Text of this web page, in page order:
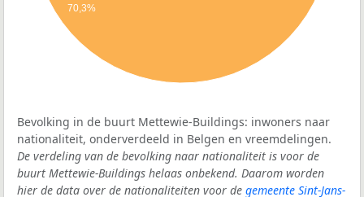
70,3%
Bevolking in de buurt Mettewie-Buildings: inwoners naar
nationaliteit, onderverdeeld in Belgen en vreemdelingen.
De verdeling van de bevolking naar nationaliteit is voor de
buurt Mettewie-Buildings helaas onbekend. Daarom worden
hier de data over de nationaliteiten voor de gemeente Sint-Jans-